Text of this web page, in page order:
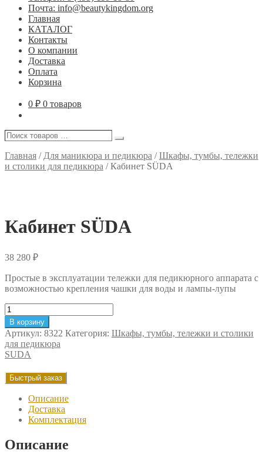
Почта: info@beautykingdom.org
Главная
КАТАЛОГ
Контакты
О компании
Доставка
Оплата
Корзина
0 ₽ 0 товаров
Поиск
…
Поиск
Главная / Для маникюра и педикюра /Шкафы, тумбы, тележки
и столики для педикюра /Кабинет SÜDА
Кабинет SÜDА
38 280 ₽
Простые в эксплуатации тележки для педикюрного аппарата с
возможностью крепления чашки для воды и лампы-лупы
Количество
товара
Кабинет
SÜDА
В корзину
Артикул: 8322 Категория: Шкафы, тумбы, тележки и столики
для педикюра
SUDA
Быстрый заказ
Описание
Доставка
Комплектация
Описание